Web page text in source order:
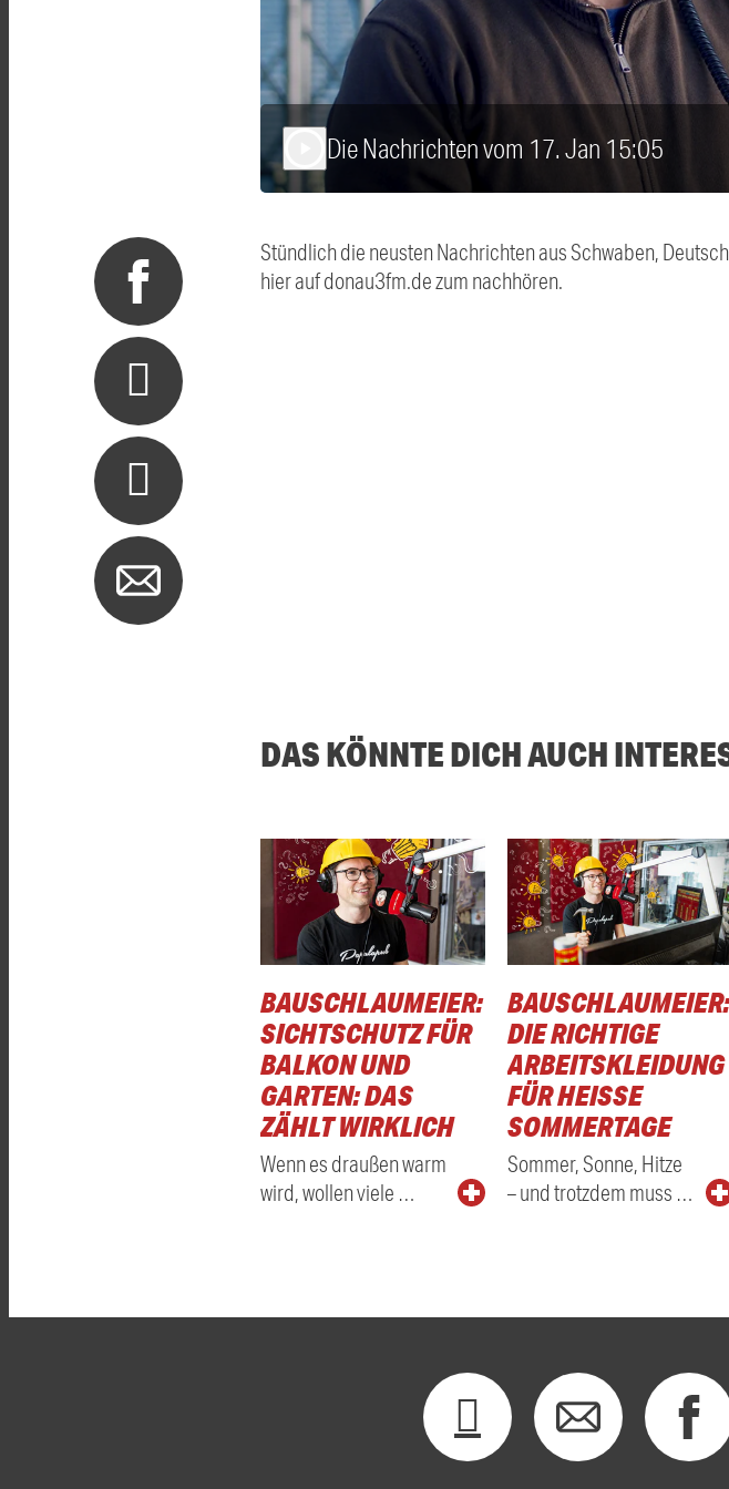
Die Nachrichten vom 17. Jan 15:05
Stündlich die neusten Nachrichten aus Schwaben,
hier auf donau3fm.de zum nachhören.
DAS KÖNNTE DICH AUCH
BAUSCHLAUMEIER:
SICHTSCHUTZ FÜR
BALKON UND
GARTEN: DAS
ZÄHLT WIRKLICH
Wenn es draußen warm
wird, wollen viele …
DIE RICHTIGE
ARBEITSKLEIDUNG
FÜR HEISSE S
OMMERTAGE
Sommer, Sonne, Hitze
– und trotzdem muss …